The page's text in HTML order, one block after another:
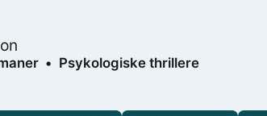
Psykologiske thrillere